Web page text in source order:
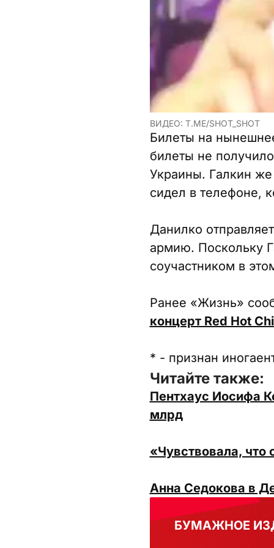
ВИДЕО: T.ME/SHOT_SHOT
Билеты на
билеты не
Украины. Галкин же
сидел в телефоне,
Данилко
армию. Поскольку
соучастником в
Ранее «Жизнь»
концерт Red Hot
* - признан
Читайте также:
Пентхаус Иосифа
млрд
«Чувствовала, что
Анна Седокова в
БУМАЖНОЕ